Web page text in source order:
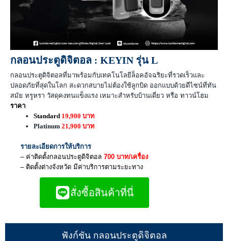
กลอนประตูดิจิตอล : KEYIN รุ่น L
กลอนประตูดิจิตอลที่มาพร้อมกับเทคโนโลยีล็อคอัจฉริยะที่รวดเร็วและ
ปลอดภัยที่สุดในโลก สะดวกสบายไม่ต้องใช้ลูกบิด ออกแบบด้วยดีไซน์ที่ทัน
สมัย หรูหรา วัสดุคงทนแข็งแรง เหมาะสำหรับบ้านเดี่ยว หรือ ทาวน์โฮม
ราคา
Standard 19,900 บาท
Platinum 21,900 บาท
รายละเอียดการให้บริการ
– ค่าติดตั้งกลอนประตูดิจิตอล 700 บาท/เครื่อง
– ติดตั้งต่างจังหวัด มีค่าบริการตามระยะทาง
สั่งซื้อสินค้าที่นี่
ฟังก์ชัน กลอนประตูดิจิตอล